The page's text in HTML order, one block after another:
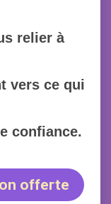
relier à
vers ce qui
confiance.
offerte